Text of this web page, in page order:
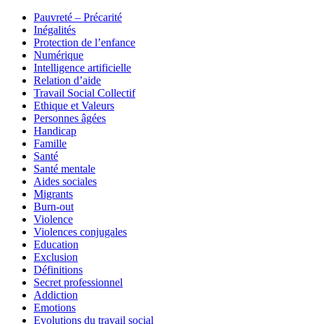
Pauvreté – Précarité
Inégalités
Protection de l’enfance
Numérique
Intelligence artificielle
Relation d’aide
Travail Social Collectif
Ethique et Valeurs
Personnes âgées
Handicap
Famille
Santé
Santé mentale
Aides sociales
Migrants
Burn-out
Violence
Violences conjugales
Education
Exclusion
Définitions
Secret professionnel
Addiction
Emotions
Evolutions du travail social